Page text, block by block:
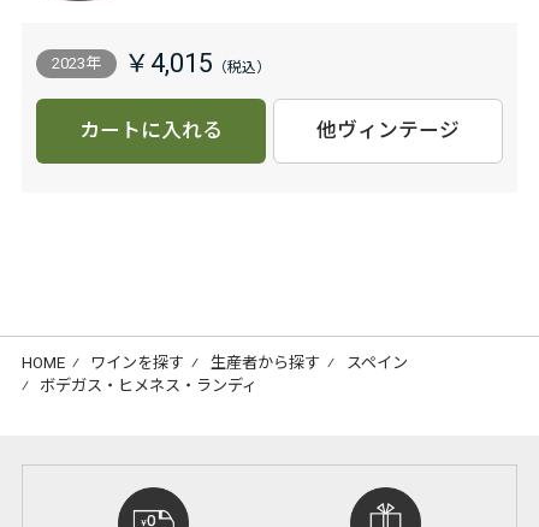
2023年 ￥4,015
カートに入れる 他ヴィンテージ
HOME ⁄ ワインを探す ⁄ 生産者から探す ⁄ スペイン
⁄ ボデガス・ヒメネス・ランディ